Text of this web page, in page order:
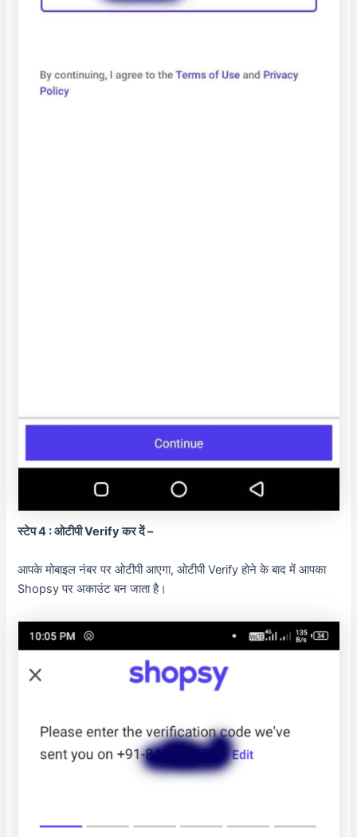
स्टेप 4 : ओटीपी Verify कर दें –
आपके मोबाइल नंबर पर ओटीपी आएगा, ओटीपी Verify होने के बाद में आपका
Shopsy पर अकाउंट बन जाता है।